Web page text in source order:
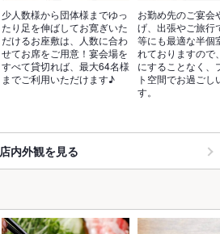
少人数様から団体様までゆっ
たり足を伸ばしてお寛ぎいた
だけるお座敷は、人数に合わ
せてお席をご用意！宴会場を
すべて貸切れば、最大64名様
までご利用いただけます♪
お勤め先のご宴会
げ、出張やご旅行
等にも最適な半個
れておりますので
にすることなく、
ト空間でお過ごし
す。
店内外観を見る